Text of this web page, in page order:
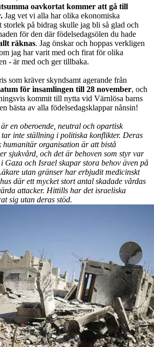
oavkortat kommer att gå till
Jag vet vi alla har olika ekonomiska
storlek på bidrag skulle jag bli så glad och
för den där födelsedagsölen du hade
räknas. Jag önskar och hoppas verkligen
jag har varit med och firat för olika
- är med och ger tillbaka.
som kräver skyndsamt agerande från
för insamlingen till 28 november, och
kommit till nytta vid Värnlösa barns
bästa av alla födelsedagsklappar nånsin!
en oberoende, neutral och opartisk
inte ställning i politiska konflikter. Deras
humanitär organisation är att bistå
sjukvård, och det är behoven som styr var
Gaza och Israel skapar stora behov även på
utan gränser har erbjudit medicinskt
där ett mycket stort antal skadade vårdas
attacker. Hittills har det israeliska
sig utan deras stöd.